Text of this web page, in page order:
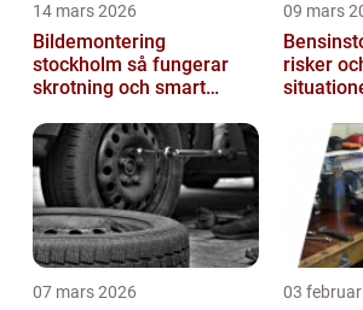
14 mars 2026
Bildemontering
stockholm så fungerar
skrotning och smart
bildelar
09 mars
Bensinstopp
risker
07 mars 2026 03